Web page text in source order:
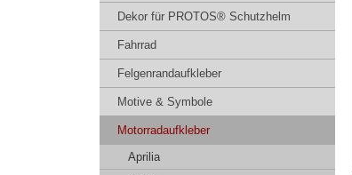
Dekor für PROTOS® Schutzhelm
Fahrrad
Felgenrandaufkleber
Motive & Symbole
Motorradaufkleber
Aprilia